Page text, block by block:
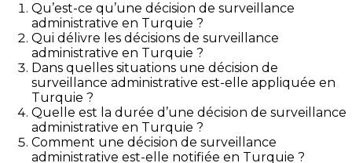
Qu’est-ce qu’une décision de surveillance
administrative en Turquie ?
Qui délivre les décisions de surveillance
administrative en Turquie ?
Dans quelles situations une décision de
surveillance administrative est-elle appliquée en
Turquie ?
Quelle est la durée d’une décision de surveillance
administrative en Turquie ?
Comment une décision de surveillance
administrative est-elle notifiée en Turquie ?